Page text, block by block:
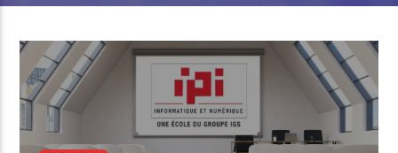
01:00 READ TIME